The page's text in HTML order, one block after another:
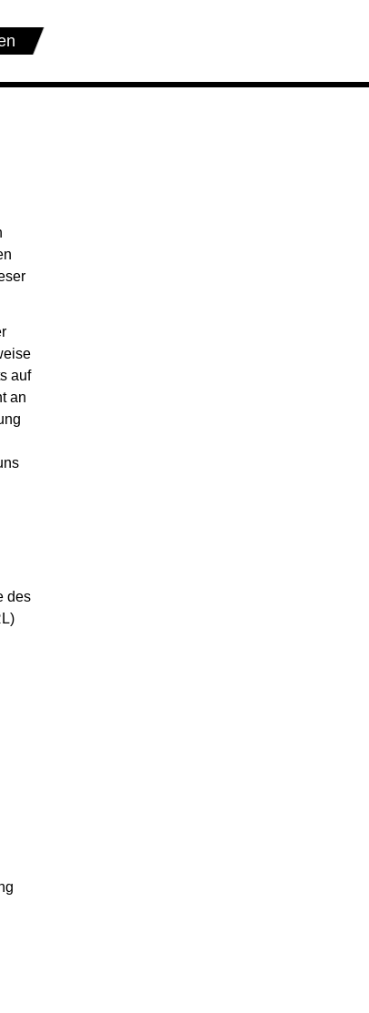
auf
an
des